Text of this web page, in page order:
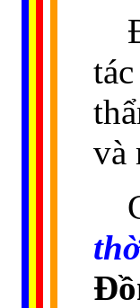
và